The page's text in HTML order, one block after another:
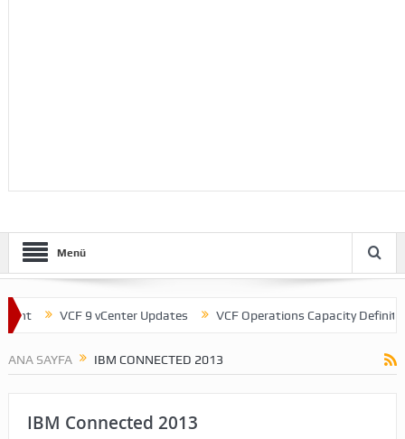
Menü
VCF 9 vCenter Updates VCF Operations Capacity Definitions
ANA SAYFA IBM CONNECTED 2013
IBM Connected 2013